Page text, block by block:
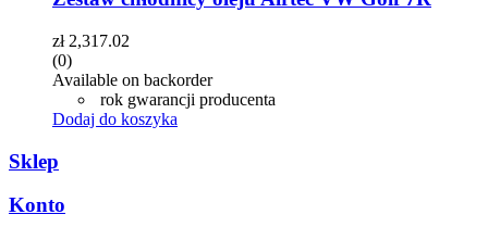
zł2,317.02
(0)
Available on backorder
rok gwarancji producenta
Dodaj do koszyka
Sklep
Konto